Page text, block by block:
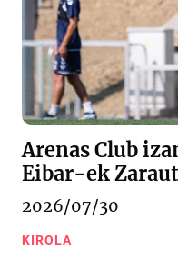
Arenas Club
Eibar-ek
2026/07/30
KIROLA